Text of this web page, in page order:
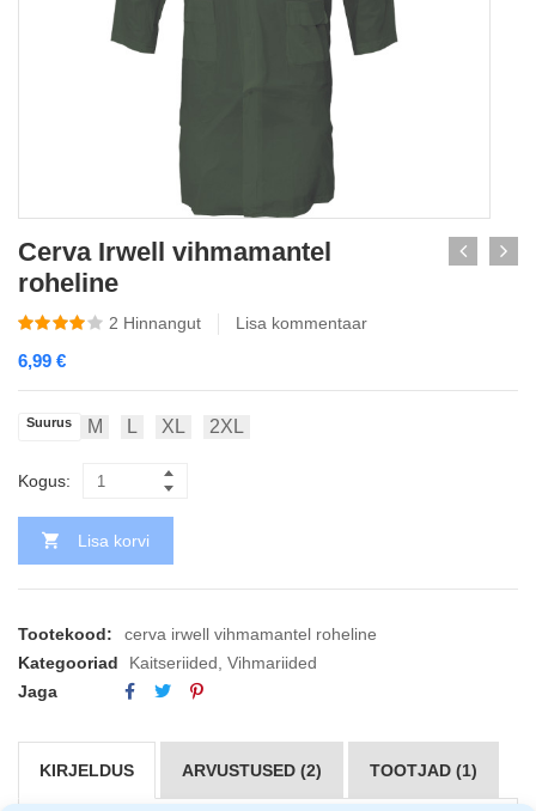
Cerva Irwell vihmamantel
roheline
2 Hinnangut Lisa kommentaar
6,99 €
Suurus M L XL 2XL
Kogus:
Lisa korvi
Tootekood:
cerva irwell vihmamantel roheline
Kategooriad
Kaitseriided Vihmariided
Jaga
KIRJELDUS ARVUSTUSED (2) TOOTJAD (1)